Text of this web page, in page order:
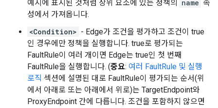
예시에 표시된 것처럼 상위 요소에 있는 정책의
name 속
성에서 가져옵니다.
<Condition> - Edge가 조건을 평가하고 조건이 true
인 경우에만 정책을 실행합니다. true로 평가되는
FaultRule이 여러 개이면 Edge는 true인 첫 번째
FaultRule을 실행합니다. (중요: 여러 FaultRule 및 실행
로직 섹션에 설명된 대로 FaultRule이 평가되는 순서(위
에서 아래로 또는 아래에서 위로)는 TargetEndpoint와
ProxyEndpoint 간에 다릅니다. 조건을 포함하지 않으면